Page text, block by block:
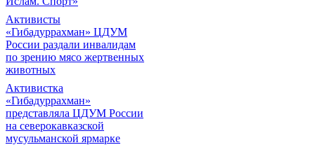
Активисты
«Гибадуррахман» ЦДУМ
России раздали инвалидам
по зрению мясо жертвенных
животных
Активистка
«Гибадуррахман»
представляла ЦДУМ России
на северокавказской
мусульманской ярмарке